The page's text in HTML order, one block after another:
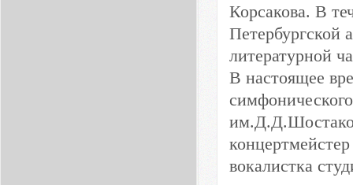
Корсакова. В
Петербургской
литературной
В настоящее
вокалистка